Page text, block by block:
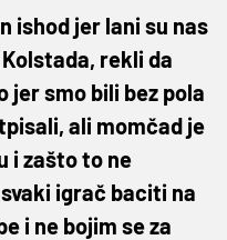
ishod jer lani su nas
rekli da
jer smo bili bez pola
ali momčad je
i zašto to ne
igrač baciti na
i ne bojim se za